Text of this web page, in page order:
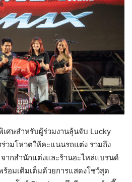
ศษสำหรับผู้ร่วมงานลุ้นจับ Lucky
วมโหวตให้คะแนนรถแต่ง รวมถึง
ากสำนักแต่งและร้านอะไหล่แบรนด์
ร้อมเติมเต็มด้วยการแสดงโชว์สุด